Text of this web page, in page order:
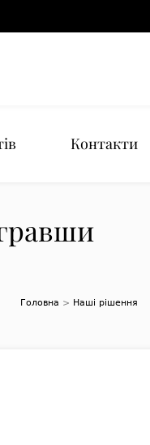
Контакти
Головна > Наші рішення